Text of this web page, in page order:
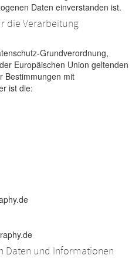
Daten einverstanden ist.
die Verarbeitung
Grundverordnung,
Europäischen Union geltenden
Bestimmungen mit
ist die:
Daten und Informationen